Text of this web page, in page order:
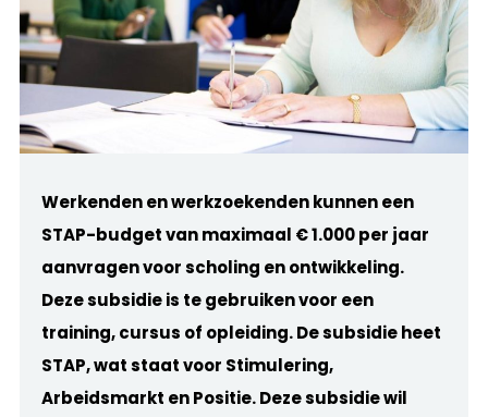
Werkenden en werkzoekenden kunnen een
STAP-budget van maximaal € 1.000 per jaar
aanvragen voor scholing en ontwikkeling.
Deze subsidie is te gebruiken voor een
training, cursus of opleiding. De subsidie heet
STAP, wat staat voor Stimulering,
Arbeidsmarkt en Positie. Deze subsidie wil